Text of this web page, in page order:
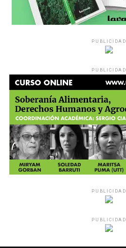
PUBLICIDAD
PUBLICIDAD
PUBLICIDAD
PUBLICIDAD
MU 1